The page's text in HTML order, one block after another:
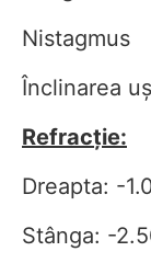
Nistagmus
Înclinarea
Refracție:
Dreapta: -
Stânga: -